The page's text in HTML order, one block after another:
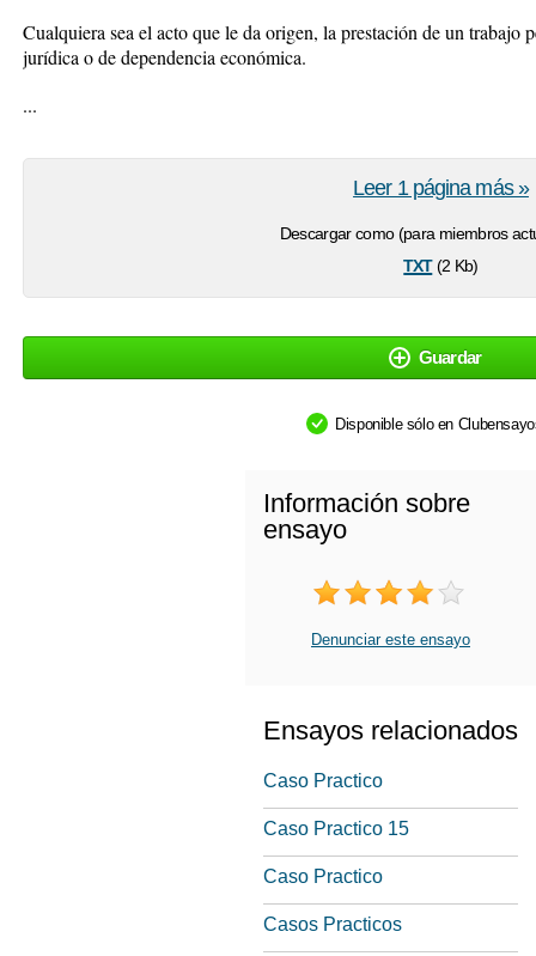
Cualquiera sea el acto que le da origen, la prestación de un trabajo
jurídica o de dependencia económica.
...
Descargar como (para miembros
txt(2 Kb)
Leer 1 página más »
Guardar
Disponible sólo en
Información sobre
ensayo
Denunciar este ensayo
Ensayos relacionados
Caso Practico
Caso Practico 15
Caso Practico
Casos Practicos